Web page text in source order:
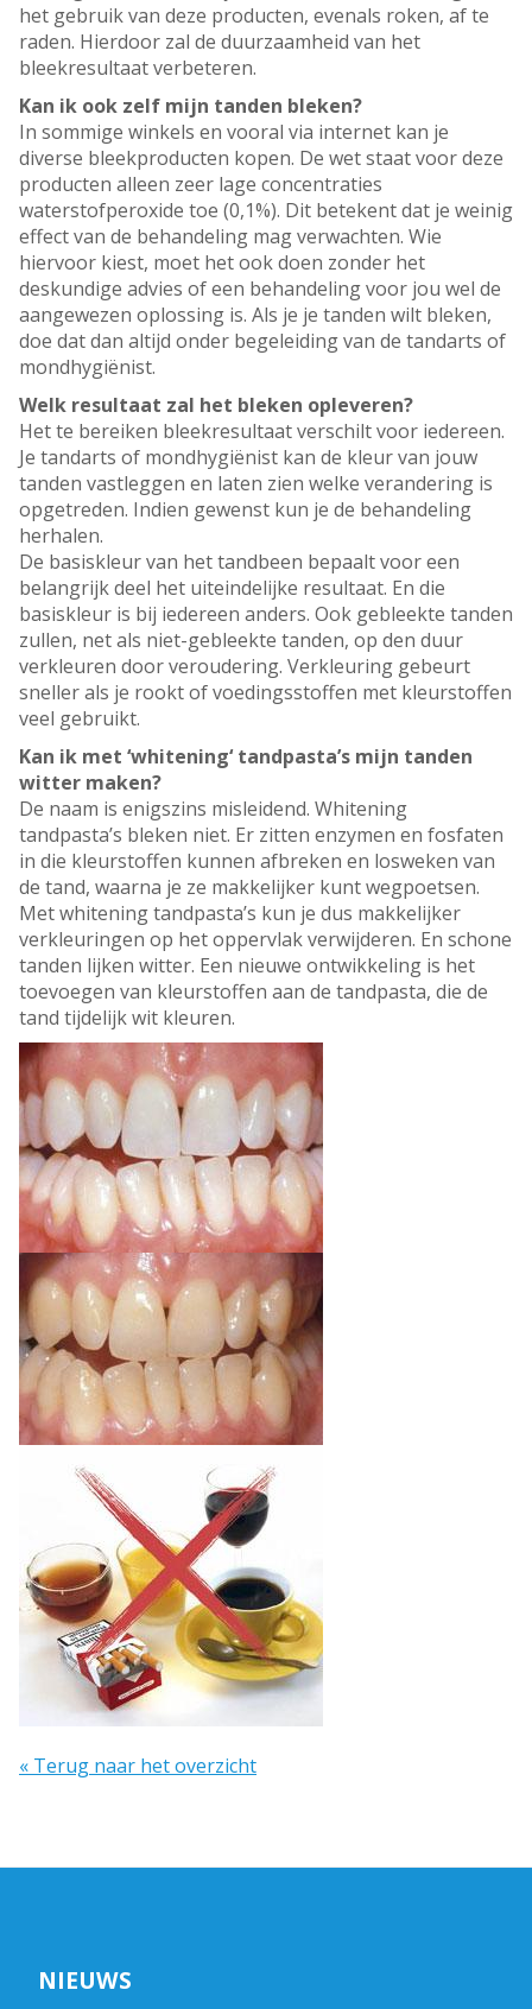
het gebruik van deze producten, evenals roken, af te
raden. Hierdoor zal de duurzaamheid van het
bleekresultaat verbeteren.
Kan ik ook zelf mijn tanden bleken?
In sommige winkels en vooral via internet kan je
diverse bleekproducten kopen. De wet staat voor deze
producten alleen zeer lage concentraties
waterstofperoxide toe (0,1%). Dit betekent dat je weinig
effect van de behandeling mag verwachten. Wie
hiervoor kiest, moet het ook doen zonder het
deskundige advies of een behandeling voor jou wel de
aangewezen oplossing is. Als je je tanden wilt bleken,
doe dat dan altijd onder begeleiding van de tandarts of
mondhygiënist.
Welk resultaat zal het bleken opleveren?
Het te bereiken bleekresultaat verschilt voor iedereen.
Je tandarts of mondhygiënist kan de kleur van jouw
tanden vastleggen en laten zien welke verandering is
opgetreden. Indien gewenst kun je de behandeling
herhalen.
De basiskleur van het tandbeen bepaalt voor een
belangrijk deel het uiteindelijke resultaat. En die
basiskleur is bij iedereen anders. Ook gebleekte tanden
zullen, net als niet-gebleekte tanden, op den duur
verkleuren door veroudering. Verkleuring gebeurt
sneller als je rookt of voedingsstoffen met kleurstoffen
veel gebruikt.
Kan ik met ‘whitening‘ tandpasta’s mijn tanden
witter maken?
De naam is enigszins misleidend. Whitening
tandpasta’s bleken niet. Er zitten enzymen en fosfaten
in die kleurstoffen kunnen afbreken en losweken van
de tand, waarna je ze makkelijker kunt wegpoetsen.
Met whitening tandpasta’s kun je dus makkelijker
verkleuringen op het oppervlak verwijderen. En schone
tanden lijken witter. Een nieuwe ontwikkeling is het
toevoegen van kleurstoffen aan de tandpasta, die de
tand tijdelijk wit kleuren.
« Terug naar het overzicht
NIEUWS